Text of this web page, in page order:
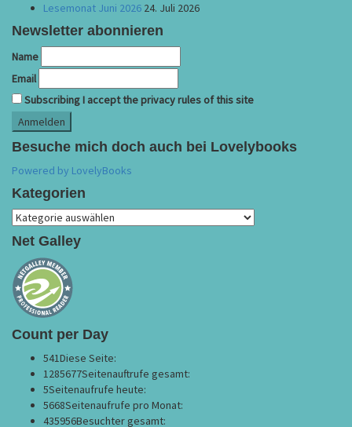
Lesemonat Juni 2026 24. Juli 2026
Newsletter abonnieren
Name
Email
Subscribing I accept the privacy rules of this site
Besuche mich doch auch bei Lovelybooks
Powered by LovelyBooks
Kategorien
Kategorien
Net Galley
Count per Day
541Diese Seite:
1285677Seitenauftrufe gesamt:
5Seitenaufrufe heute:
5668Seitenaufrufe pro Monat:
435956Besuchter gesamt: